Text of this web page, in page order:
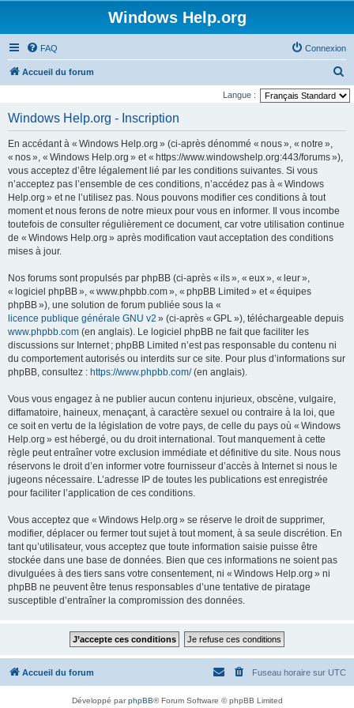
Windows Help.org
FAQ Connexion
Accueil du forum
e
Langue :
Windows Help.org - Inscription
En accédant à « Windows Help.org » (ci-après dénommé « nous », « notre »,
« nos », « Windows Help.org » et « https://www.windowshelp.org:443/forums »),
vous acceptez d’être légalement lié par les conditions suivantes. Si vous
n’acceptez pas l’ensemble de ces conditions, n’accédez pas à « Windows
Help.org » et ne l’utilisez pas. Nous pouvons modifier ces conditions à tout
moment et nous ferons de notre mieux pour vous en informer. Il vous incombe
toutefois de consulter régulièrement ce document, car votre utilisation continue
de « Windows Help.org » après modification vaut acceptation des conditions
mises à jour.
Nos forums sont propulsés par phpBB (ci-après « ils », « eux », « leur »,
« logiciel phpBB », « www.phpbb.com », « phpBB Limited » et « équipes
phpBB »), une solution de forum publiée sous la «
licence publique générale GNU v2 » (ci-après « GPL »), téléchargeable depuis
www.phpbb.com (en anglais). Le logiciel phpBB ne fait que faciliter les
discussions sur Internet ; phpBB Limited n’est pas responsable du contenu ni
du comportement autorisés ou interdits sur ce site. Pour plus d’informations sur
phpBB, consultez : https://www.phpbb.com/(en anglais).
Vous vous engagez à ne publier aucun contenu injurieux, obscène, vulgaire,
diffamatoire, haineux, menaçant, à caractère sexuel ou contraire à la loi, que
ce soit en vertu de la législation de votre pays, de celle du pays où « Windows
Help.org » est hébergé, ou du droit international. Tout manquement à cette
règle peut entraîner votre exclusion immédiate et définitive du site. Nous nous
réservons le droit d’en informer votre fournisseur d’accès à Internet si nous le
jugeons nécessaire. L’adresse IP de toutes les publications est enregistrée
pour faciliter l’application de ces conditions.
Vous acceptez que « Windows Help.org » se réserve le droit de supprimer,
modifier, déplacer ou fermer tout sujet à tout moment, à sa seule discrétion. En
tant qu’utilisateur, vous acceptez que toute information saisie puisse être
stockée dans une base de données. Bien que ces informations ne soient pas
divulguées à des tiers sans votre consentement, ni « Windows Help.org » ni
phpBB ne peuvent être tenus responsables d’une tentative de piratage
susceptible d’entraîner la compromission des données.
Accueil du forum Fuseau horaire sur UTC
Développé parphpBB® Forum Software © phpBB Limited